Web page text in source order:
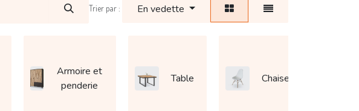
Trier par : En vedette
Armoire et
penderie
Table Chaise